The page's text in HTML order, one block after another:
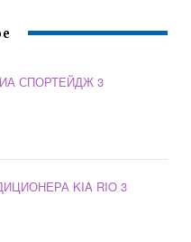
СПОРТЕЙДЖ 3
KIA RIO 3